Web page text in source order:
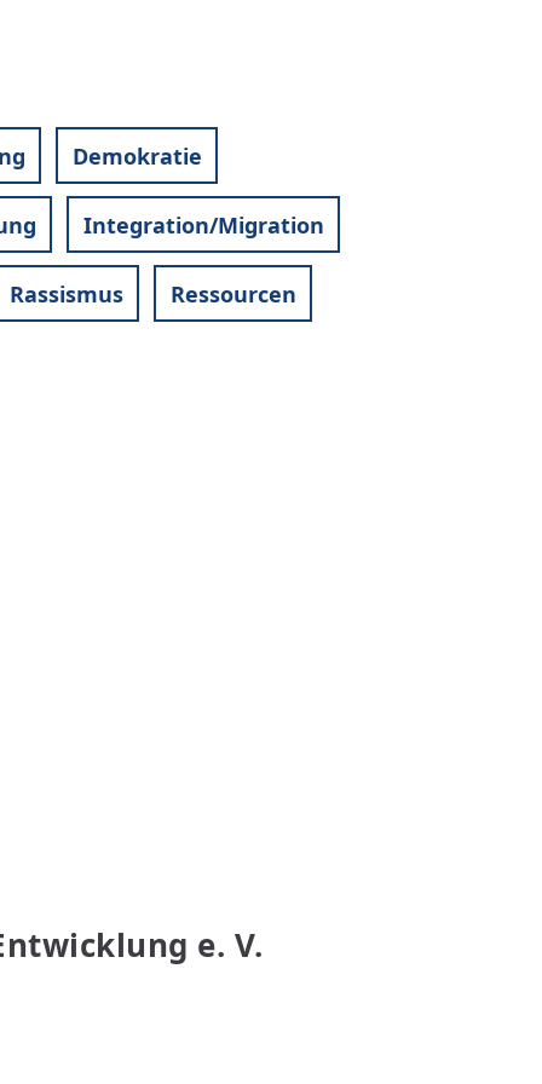
Demokratie
Integration/Migration
Rassismus Ressourcen
e. V.